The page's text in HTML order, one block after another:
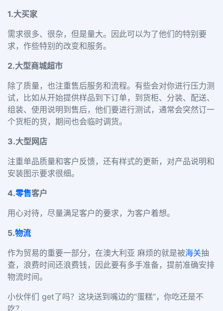
1.大买家
需求很多、很杂，但是量大。因此可以为了他们的特别要
求，作些特别的改变和服务。
2.大型商城超市
除了质量，也注重售后服务和流程。有些会对你进行压力测
试，比如从开始提供样品到下订单，到货柜、分装、配送、
组装、使用说明到售后，他们要进行测试，通常会突然订一
个货柜的货，期间也会临时调货。
3.大型网店
注重单品质量和客户反馈，还有样式的更新，对产品说明和
安装图示要求很细。
4.零售客户
用心对待，尽量满足客户的要求，为客户着想。
5.物流
作为贸易的重要一部分，在澳大利亚 麻烦的就是被海关抽
查，浪费时间还浪费钱，因此要有多手准备，提前准确安排
物流时间。
小伙伴们 get了吗？这块送到嘴边的“蛋糕”，你吃还是不
吃？